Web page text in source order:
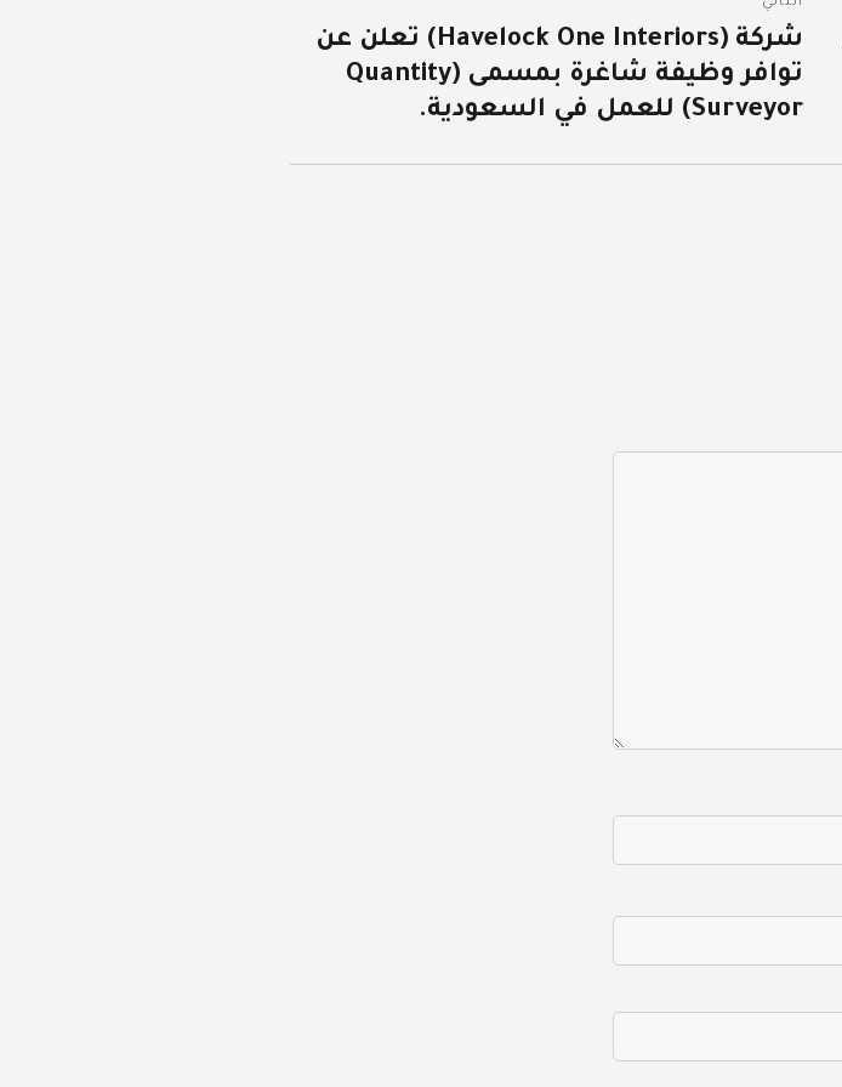
المقالة
التالية:
شركة (Havelock One Interiors) تعلن عن
توافر وظيفة شاغرة بمسمى (Quantity
Surveyor) للعمل في السعودية.